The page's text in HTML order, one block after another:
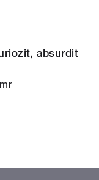
absurdit